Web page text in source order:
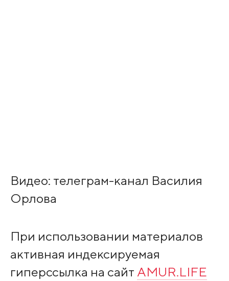
Видео: телеграм-канал Василия
Орлова
При использовании материалов
активная индексируемая
гиперссылка на сайт AMUR.LIFE